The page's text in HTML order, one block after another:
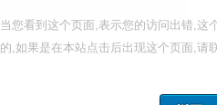
当您看到这个页面,表示您的访问出错,这
的,如果是在本站点击后出现这个页面,请